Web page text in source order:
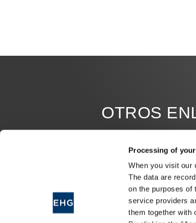
Processing of
When you visit our
The data are
on the purposes of
service providers
them together with
OTROS
JOB OFFERS
MILESTONES
ERWIN HYMER MUSEUM
FINANCE